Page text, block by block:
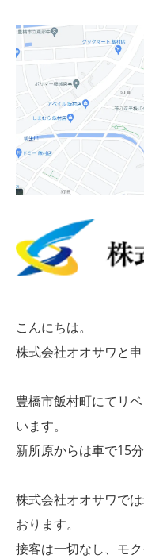
こんにちは。
株式会社オオサワと申
豊橋市飯村町にてリ
います。
新所原からは車で15
株式会社オオサワで
おります。
接客は一切なし、モ